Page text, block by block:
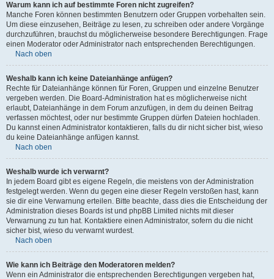
Warum kann ich auf bestimmte Foren nicht zugreifen?
Manche Foren können bestimmten Benutzern oder Gruppen vorbehalten sein.
Um diese einzusehen, Beiträge zu lesen, zu schreiben oder andere Vorgänge
durchzuführen, brauchst du möglicherweise besondere Berechtigungen. Frage
einen Moderator oder Administrator nach entsprechenden Berechtigungen.
Nach oben
Weshalb kann ich keine Dateianhänge anfügen?
Rechte für Dateianhänge können für Foren, Gruppen und einzelne Benutzer
vergeben werden. Die Board-Administration hat es möglicherweise nicht
erlaubt, Dateianhänge in dem Forum anzufügen, in dem du deinen Beitrag
verfassen möchtest, oder nur bestimmte Gruppen dürfen Dateien hochladen.
Du kannst einen Administrator kontaktieren, falls du dir nicht sicher bist, wieso
du keine Dateianhänge anfügen kannst.
Nach oben
Weshalb wurde ich verwarnt?
In jedem Board gibt es eigene Regeln, die meistens von der Administration
festgelegt werden. Wenn du gegen eine dieser Regeln verstoßen hast, kann
sie dir eine Verwarnung erteilen. Bitte beachte, dass dies die Entscheidung der
Administration dieses Boards ist und phpBB Limited nichts mit dieser
Verwarnung zu tun hat. Kontaktiere einen Administrator, sofern du die nicht
sicher bist, wieso du verwarnt wurdest.
Nach oben
Wie kann ich Beiträge den Moderatoren melden?
Wenn ein Administrator die entsprechenden Berechtigungen vergeben hat,